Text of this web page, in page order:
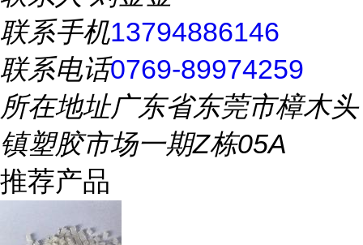
联系手机13794886146
联系电话0769-89974259
所在地址广东省东莞市樟木头
镇塑胶市场一期Z栋05A
推荐产品